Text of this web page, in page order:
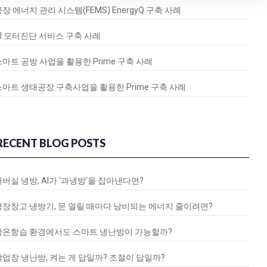
장 에너지 관리 시스템(FEMS) EnergyQ 구축 사례
모터진단 서비스 구축 사례
마트 공방 사업을 활용한 Prime 구축 사례
마트 생태공장 구축사업을 활용한 Prime 구축 사례
BLOG POSTS
버실 냉방, AI가 ‘과냉방’을 잡아낸다면?
장창고 냉방기, 문 열릴 때마다 낭비되는 에너지 줄이려면?
온항습 환경에서도 스마트 냉난방이 가능할까?
업장 냉난방, 켜는 게 답일까? 조절이 답일까?